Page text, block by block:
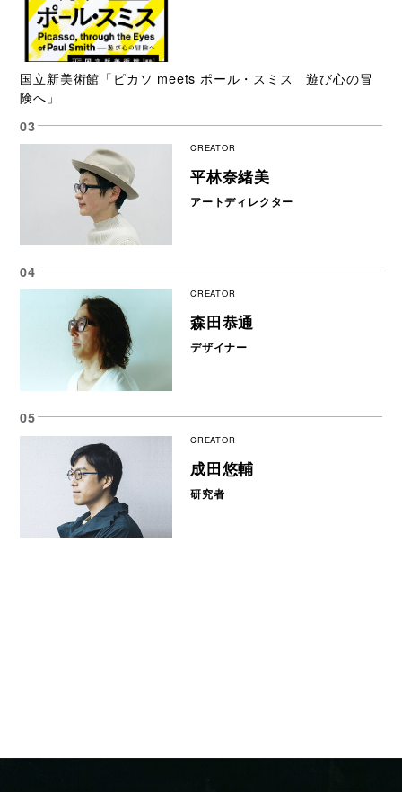
国立新美術館「ピカソ meets ポール・スミス 遊び心の冒
険へ」
CREATOR
平林奈緒美
アートディレクター
CREATOR
森田恭通
デザイナー
CREATOR
成田悠輔
研究者